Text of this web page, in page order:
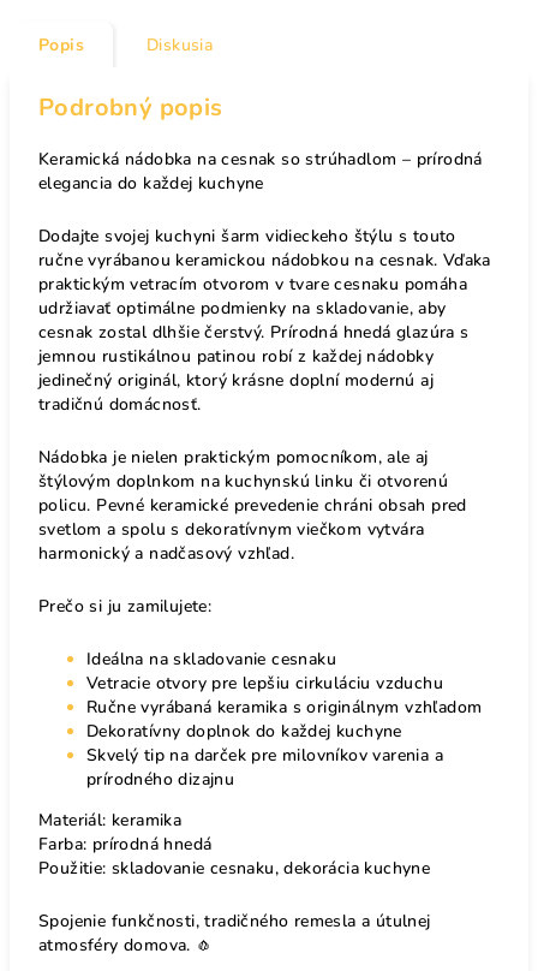
Popis Diskusia
Podrobný popis
Keramická nádobka na cesnak so strúhadlom – prírodná
elegancia do každej kuchyne
Dodajte svojej kuchyni šarm vidieckeho štýlu s touto
ručne vyrábanou keramickou nádobkou na cesnak. Vďaka
praktickým vetracím otvorom v tvare cesnaku pomáha
udržiavať optimálne podmienky na skladovanie, aby
cesnak zostal dlhšie čerstvý. Prírodná hnedá glazúra s
jemnou rustikálnou patinou robí z každej nádobky
jedinečný originál, ktorý krásne doplní modernú aj
tradičnú domácnosť.
Nádobka je nielen praktickým pomocníkom, ale aj
štýlovým doplnkom na kuchynskú linku či otvorenú
policu. Pevné keramické prevedenie chráni obsah pred
svetlom a spolu s dekoratívnym viečkom vytvára
harmonický a nadčasový vzhľad.
Prečo si ju zamilujete:
Ideálna na skladovanie cesnaku
Vetracie otvory pre lepšiu cirkuláciu vzduchu
Ručne vyrábaná keramika s originálnym vzhľadom
Dekoratívny doplnok do každej kuchyne
Skvelý tip na darček pre milovníkov varenia a
prírodného dizajnu
Materiál: keramika
Farba: prírodná hnedá
Použitie: skladovanie cesnaku, dekorácia kuchyne
Spojenie funkčnosti, tradičného remesla a útulnej
atmosféry domova. 🧄